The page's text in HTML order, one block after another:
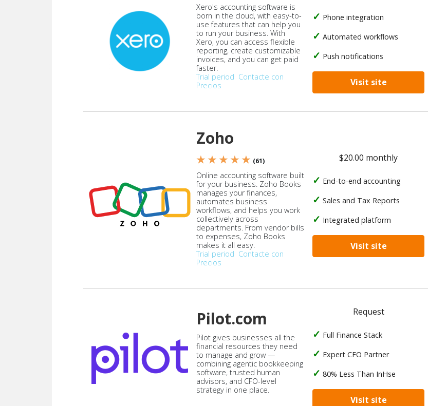
Xero's accounting software is
born in the cloud, with easy-to-
use features that can help you
to run your business. With
Xero, you can access flexible
reporting, create customizable
invoices, and you can get paid
faster.
Trial period Contacte con
Precios
Phone integration
Automated workflows
Push notifications
Visit site
Zoho
★ ★ ★ ★ ★ (61)
Online accounting software built
for your business. Zoho Books
manages your finances,
automates business
workflows, and helps you work
collectively across
departments. From vendor bills
to expenses, Zoho Books
makes it all easy.
Trial period Contacte con
Precios
$20.00 monthly
End-to-end accounting
Sales and Tax Reports
Integrated platform
Visit site
Pilot.com
Pilot gives businesses all the
financial resources they need
to manage and grow —
combining agentic bookkeeping
software, trusted human
advisors, and CFO-level
strategy in one place.
Request
Full Finance Stack
Expert CFO Partner
80% Less Than InHse
Visit site